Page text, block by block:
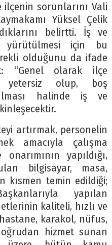
sorunlarını Vali
Yüksel Çelik
belirtti. İş ve
yürütülmesi için bu
olduğunu da ifade
“Genel olarak ilçe
yetersiz olup, boş
halinde iş ve
artırmak, personelin
amacıyla çalışma
yapıldığı,
bilgisayar, masa,
kısmen temin edildiği;
yapılan
kaliteli, hızlı ve
karakol, nüfus,
hizmet sunan